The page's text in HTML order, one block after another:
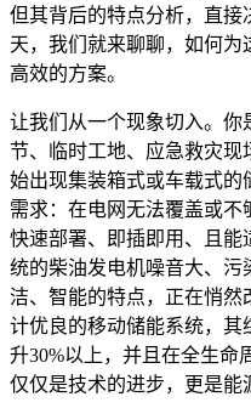
但其背后的特点分析，直
天，我们就来聊聊，如何为
高效的方案。
让我们从一个现象切入。你
节、临时工地、应急救灾
始出现集装箱式或车载式
需求：在电网无法覆盖或
快速部署、即插即用、且
统的柴油发电机噪音大、
洁、智能的特点，正在悄
计优良的移动储能系统，其
升30%以上，并且在全生命
仅仅是技术的进步，更是能